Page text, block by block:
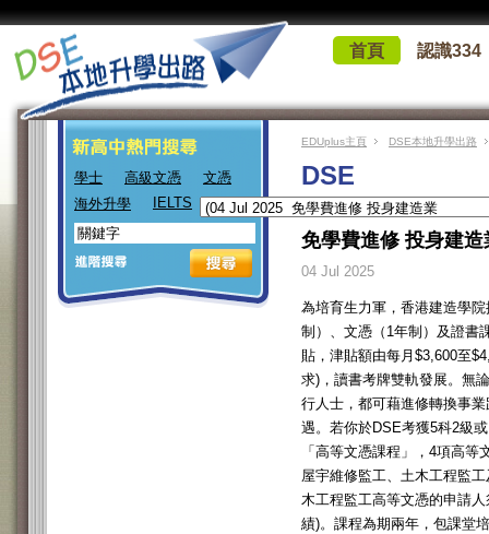
首頁 認識334
學士 高級文憑
文憑
海外升學
IELTS
EDUplus主頁 DSE本地升學出路
DSE
免學費進修 投身建造
04 Jul 2025
為培育生力軍，香港建造學
制）、文憑（1年制）及證書
貼，津貼額由每月$3,600至
求)，讀書考牌雙軌發展。無
行人士，都可藉進修轉換事
遇。若你於DSE考獲5科2級
「高等文憑課程」，4項高
屋宇維修監工、土木工程監
木工程監工高等文憑的申請
績)。課程為期兩年，包課堂